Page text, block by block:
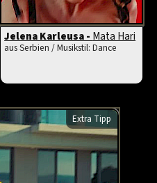
Jelena Karleusa - Mata Hari
aus Serbien / Musikstil: Dance
Extra Tipp